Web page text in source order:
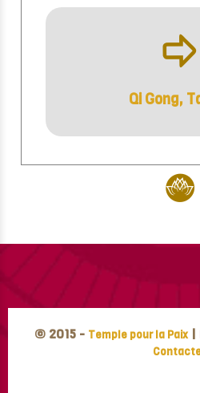
ÿ
Qi Gong,
© 2015 - Temple pour la Paix |